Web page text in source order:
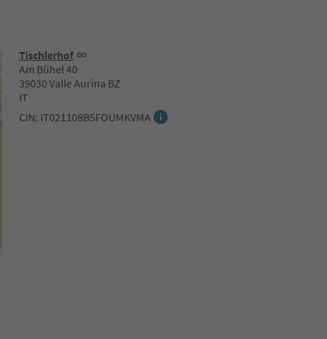
Tischlerhof
Am Bühel 40
39030 Valle Aurina BZ
IT
CIN: IT021108B5FOUMKVMA